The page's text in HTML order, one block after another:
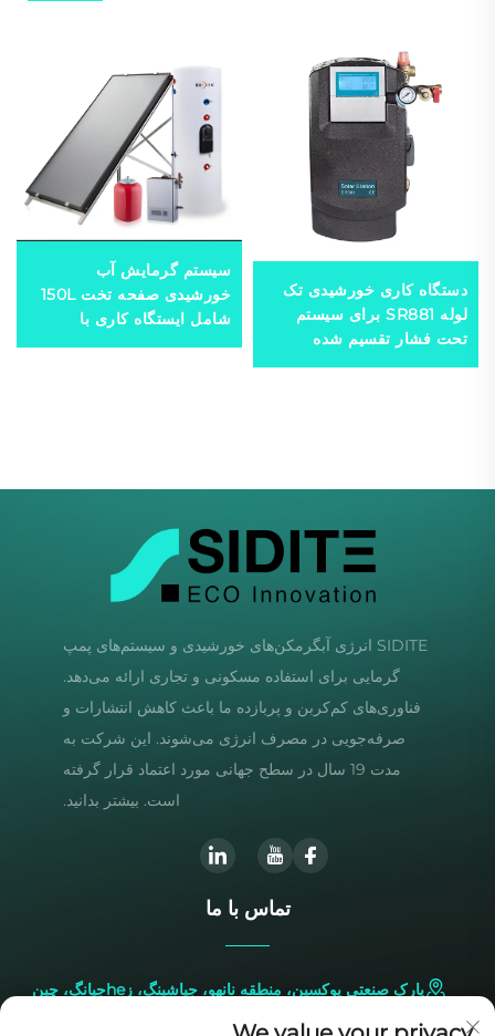
دستگاه کاری خورشیدی تک
لوله SR881 برای سیستم
تحت فشار تقسیم شده
سیستم گرمایش آب
خورشیدی صفحه تخت 150L
شامل ایستگاه کاری با
جمعیت خورشیدی کارآمد
SIDITE انرژی آبگرمکن‌های خورشیدی و سیستم‌های پمپ
گرمایی برای استفاده مسکونی و تجاری ارائه می‌دهد.
فناوری‌های کم‌کربن و پربازده ما باعث کاهش انتشارات و
صرفه‌جویی در مصرف انرژی می‌شوند. این شرکت به
مدت 19 سال در سطح جهانی مورد اعتماد قرار گرفته
است. بیشتر بدانید.
تماس با ما
پارک صنعتی یوکسین، منطقه نانهو، جیاشینگ، زheجیانگ، چین